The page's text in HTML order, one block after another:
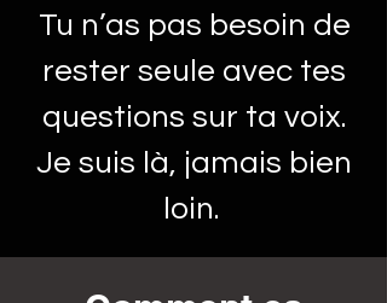
Tu n’as pas besoin de
rester seule avec tes
questions sur ta voix.
Je suis là, jamais bien
loin.